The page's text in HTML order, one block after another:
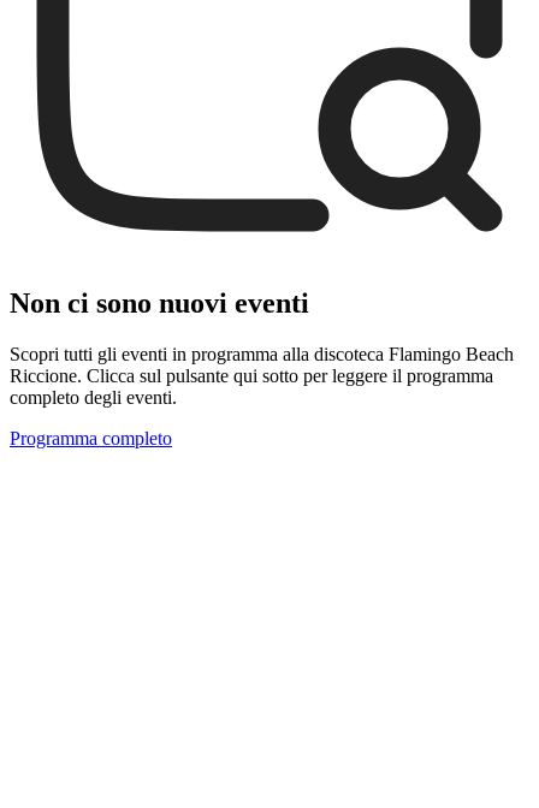
Non ci sono nuovi eventi
Scopri tutti gli eventi in programma alla discoteca Flamingo Beach
Riccione. Clicca sul pulsante qui sotto per leggere il programma
completo degli eventi.
Programma completo